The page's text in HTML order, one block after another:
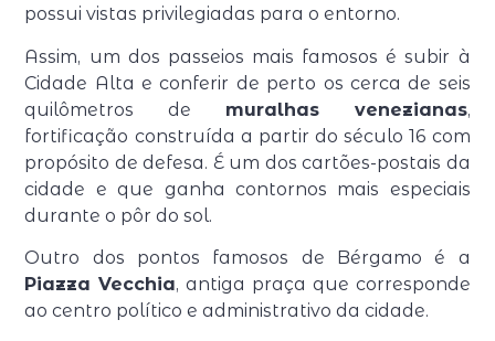
possui vistas privilegiadas para o entorno.
Assim, um dos passeios mais famosos é subir à
Cidade Alta e conferir de perto os cerca de seis
quilômetros de muralhas venezianas,
fortificação construída a partir do século 16 com
propósito de defesa. É um dos cartões-postais da
cidade e que ganha contornos mais especiais
durante o pôr do sol.
Outro dos pontos famosos de Bérgamo é a
Piazza Vecchia, antiga praça que corresponde
ao centro político e administrativo da cidade.